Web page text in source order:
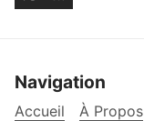
Navigation
Accueil À Propos